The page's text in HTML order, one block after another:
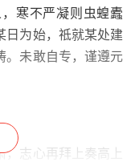
寒不严凝则虫蝗蠹
日为始，祗就某处建
。未敢自专，谨遵元
，志心再拜上奏高上